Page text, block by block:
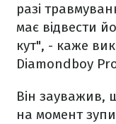
разі
має відвести
кут", - каже
Diamondboy
Він зауважив,
на момент